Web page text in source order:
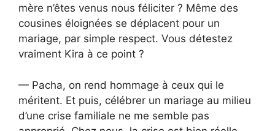
mère n’êtes venus nous féliciter ? Même des
cousines éloignées se déplacent pour un
mariage, par simple respect. Vous détestez
vraiment Kira à ce point ?
— Pacha, on rend hommage à ceux qui le
méritent. Et puis, célébrer un mariage au milieu
d’une crise familiale ne me semble pas